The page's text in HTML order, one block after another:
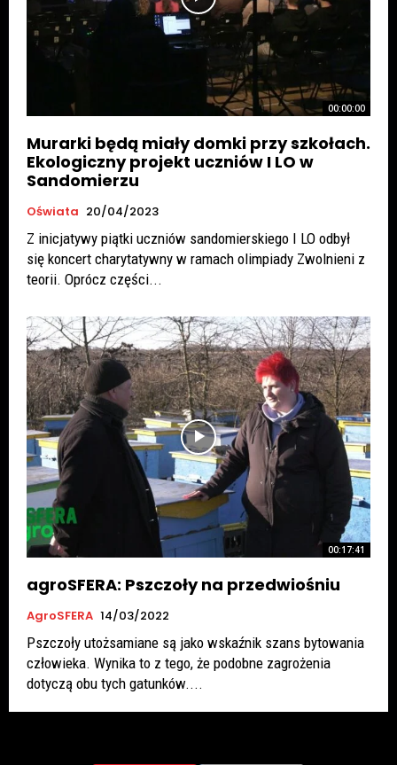
00:00:00
Murarki będą miały domki przy szkołach.
Ekologiczny projekt uczniów I LO w
Sandomierzu
Oświata 20/04/2023
Z inicjatywy piątki uczniów sandomierskiego I LO odbył
się koncert charytatywny w ramach olimpiady Zwolnieni z
teorii. Oprócz części...
00:17:41
agroSFERA: Pszczoły na przedwiośniu
AgroSFERA 14/03/2022
Pszczoły utożsamiane są jako wskaźnik szans bytowania
człowieka. Wynika to z tego, że podobne zagrożenia
dotyczą obu tych gatunków....